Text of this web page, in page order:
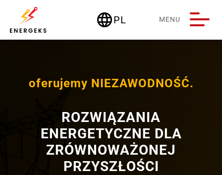
languagePL
Deutschland MENU
ROZWIĄZANIA
ENERGETYCZNE DLA
ZRÓWNOWAŻONEJ
PRZYSZŁOŚCI
oferujemy NIEZAWODNOŚĆ.